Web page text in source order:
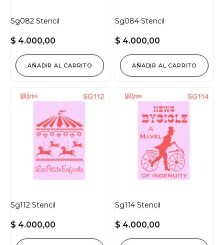
Sg082 Stencil
$ 4.000,00
AÑADIR AL CARRITO
Sg084 Stencil
$ 4.000,00
AÑADIR AL CARRITO
Sg112 Stencil
$ 4.000,00
Sg114 Stencil
$ 4.000,00